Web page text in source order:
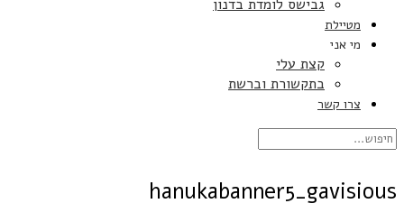
גבישס לומדת בדנון
מטיילת
מי אני
קצת עלי
בתקשורת וברשת
צרו קשר
hanukabanner5_gavisious